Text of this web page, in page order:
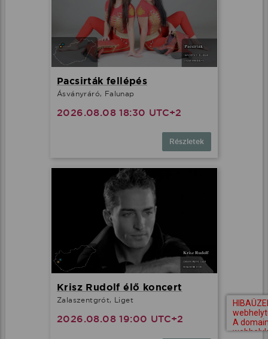
Pacsirták fellépés
Ásványráró, Falunap
2026.08.08 18:30 UTC+2
Részletek
Krisz Rudolf élő koncert
Zalaszentgrót, Liget
2026.08.08 19:00 UTC+2